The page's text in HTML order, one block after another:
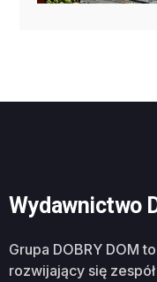
Wydawnictwo
Grupa DOBRY DOM
rozwijający się